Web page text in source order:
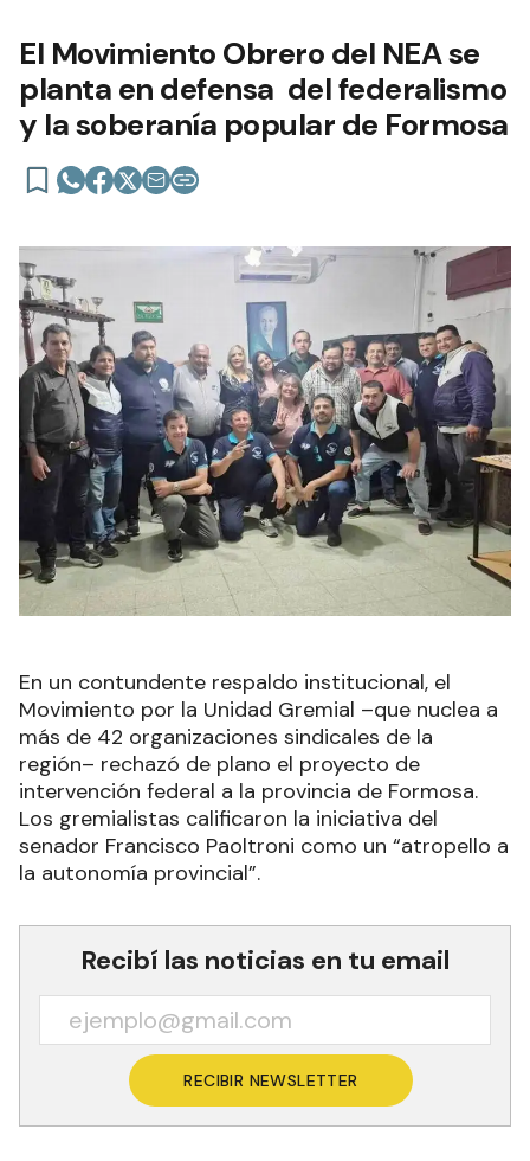
El Movimiento Obrero del NEA se
planta en defensa del federalismo
y la soberanía popular de Formosa
En un contundente respaldo institucional, el
Movimiento por la Unidad Gremial –que nuclea a
más de 42 organizaciones sindicales de la
región– rechazó de plano el proyecto de
intervención federal a la provincia de Formosa.
Los gremialistas calificaron la iniciativa del
senador Francisco Paoltroni como un “atropello a
la autonomía provincial”.
Recibí las noticias en tu email
RECIBIR NEWSLETTER